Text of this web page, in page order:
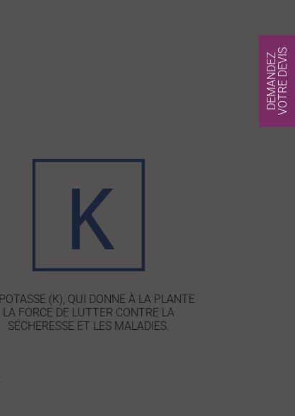
D
E
M
A
N
D
E
Z
V
O
T
R
E
D
E
V
IS
(K), QUI DONNE À LA PLANTE
LA FORCE DE LUTTER CONTRE LA
SÉCHERESSE ET LES MALADIES.